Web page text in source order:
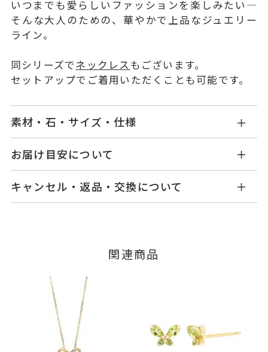
いつまでも愛らしいファッションを楽しみたい―
そんな大人のための、華やかで上品なジュエリー
ライン。
同シリーズでネックレス もございます。
セットアップでご着用いただくことも可能です。
素材・石・サイズ・仕様
品番
KW2305P001WDYG1
素材
K10イエローゴールド
石
ダイヤモンド0.02ct
縦：約8.3mm 横：約9mm 厚さ：
約2.3mm
カテゴリー
お届け目安について
せ。
ご注文およびご入金確認後、以下の日程にて発送
■お届け目安が「3営業日以内に発送」の商品
例：金曜日17時までのご注文→翌週火曜日までに
発送いたします。
■お届け目安が「約1ヶ月半以内～」の商品
キャンセル・返品・交換について
ージの購入履歴一覧よりご注文状況をご確認いた
ご注文状況が「注文済み」の場合に限り、キャ
ンセルを承ります。
メンバーシップ未登録のお客さまは、お問い合
わせフォームよりご連絡ください。
関連商品